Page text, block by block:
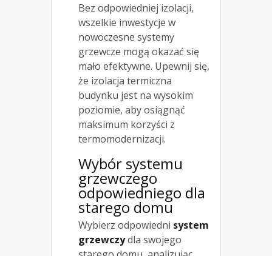
Bez odpowiedniej izolacji,
wszelkie inwestycje w
nowoczesne systemy
grzewcze mogą okazać się
mało efektywne. Upewnij się,
że izolacja termiczna
budynku jest na wysokim
poziomie, aby osiągnąć
maksimum korzyści z
termomodernizacji.
Wybór systemu
grzewczego
odpowiedniego dla
starego domu
Wybierz odpowiedni system
grzewczydla swojego